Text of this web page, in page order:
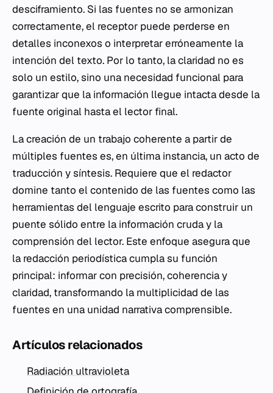
desciframiento. Si las fuentes no se armonizan
correctamente, el receptor puede perderse en
detalles inconexos o interpretar erróneamente la
intención del texto. Por lo tanto, la claridad no es
solo un estilo, sino una necesidad funcional para
garantizar que la información llegue intacta desde la
fuente original hasta el lector final.
La creación de un trabajo coherente a partir de
múltiples fuentes es, en última instancia, un acto de
traducción y síntesis. Requiere que el redactor
domine tanto el contenido de las fuentes como las
herramientas del lenguaje escrito para construir un
puente sólido entre la información cruda y la
comprensión del lector. Este enfoque asegura que
la redacción periodística cumpla su función
principal: informar con precisión, coherencia y
claridad, transformando la multiplicidad de las
fuentes en una unidad narrativa comprensible.
Artículos relacionados
Radiación ultravioleta